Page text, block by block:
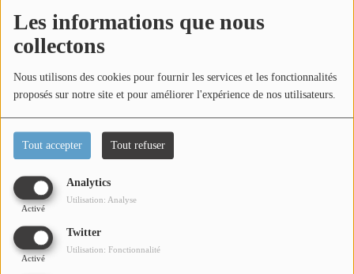
Les informations que nous
collectons
Nous utilisons des cookies pour fournir les services et les fonctionnalités
proposés sur notre site et pour améliorer l'expérience de nos utilisateurs.
Tout accepter Tout refuser
Analytics
Activé
Utilisation: Analyse
Twitter
Activé
Utilisation: Fonctionnalité
Podcasts
Jeu concours
Contactez-nous
Se connecter
Écouter le podcast
Dans l'émission l'invité de la semaine, Loric reçoit
Catherine Aimar Adjointe à la Culture de Mandelieu-La-